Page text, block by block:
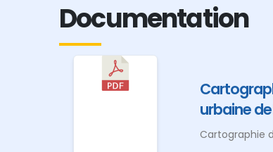
Documentation
urbaine
Cartographie